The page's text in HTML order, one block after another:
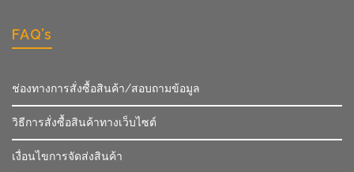
FAQ’s
ช่องทางการสั่งซื้อสินค้า/สอบถามข้อมูล
วิธีการสั่งซื้อสินค้าทางเว็บไซต์
เงื่อนไขการจัดส่งสินค้า